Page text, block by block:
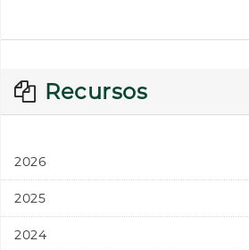
Recursos
2026
2025
2024